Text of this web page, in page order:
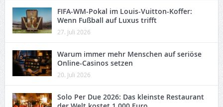
FIFA-WM-Pokal im Louis-Vuitton-Koffer:
Wenn Fußball auf Luxus trifft
27. Juli 2026
Warum immer mehr Menschen auf seriöse
Online-Casinos setzen
20. Juli 2026
Solo Per Due 2026: Das kleinste Restaurant